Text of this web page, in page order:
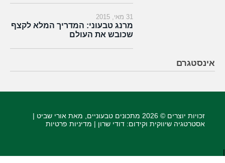
31 מאי, 2015
מרנג טבעוני: המדריך המלא לקצף
שכובש את העולם
אינסטגרם
זכויות יוצרים © 2026 מתכונים טבעוניים , מאת אורי שביט |
אסטרטגיה שיווקית וקידום: דודי שרון | מדיניות פרטיות
|